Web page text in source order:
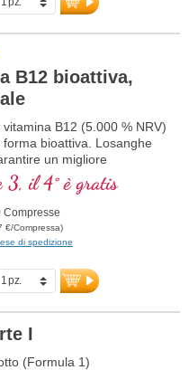
5 out of 5 stars
B12 bioattiva,
B12 (5.000 % NRV)
bioattiva. Losanghe
un migliore
attraverso la mucosa orale;
3, il 4° è gratis
Compresse
€/Compressa)
di spedizione
I
(Formula 1)